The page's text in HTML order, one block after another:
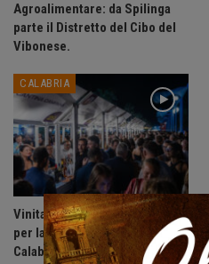
Agroalimentare: da Spilinga
parte il Distretto del Cibo del
Vibonese.
CALABRIA
Vinitaly and the City approda
per la prima volta a Reggio
Calabria. (VIDEO)